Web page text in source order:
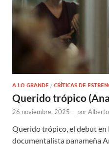
A LO GRANDE / CRÍTICAS DE
Querido trópico
26 noviembre, 2025 - por
Querido trópico, el debut en
documentalista panameña